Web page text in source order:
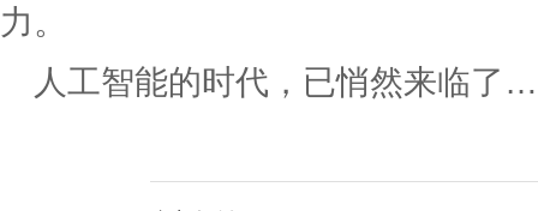
力。
人工智能的时代，已悄然来临